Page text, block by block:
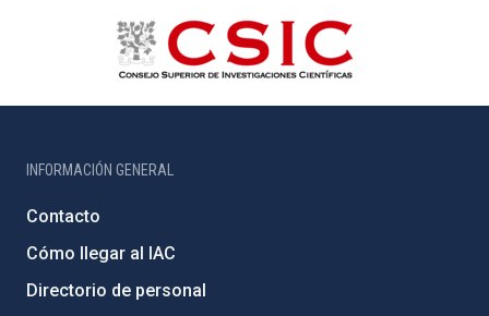
INFORMACIÓN GENERAL
Contacto
Cómo llegar al IAC
Directorio de personal